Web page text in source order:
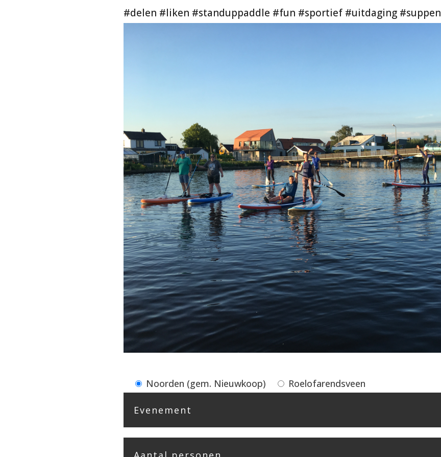
#delen #liken #standuppaddle #fun #sportief #uitdaging #suppen
Noorden (gem. Nieuwkoop) Roelofarendsveen